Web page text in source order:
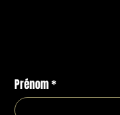
Prénom*